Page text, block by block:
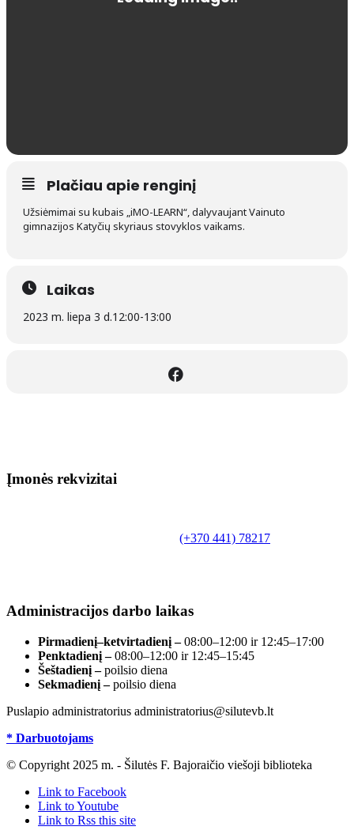
Plačiau apie renginį
Užsiėmimai su kubais „iMO-LEARN“, dalyvaujant Vainuto
gimnazijos Katyčių skyriaus stovyklos vaikams.
Laikas
2023 m. liepa 3 d.12:00-13:00
Įmonės rekvizitai
(+370 441) 78217
Administracijos darbo laikas
Pirmadienį–ketvirtadienį –08:00–12:00 ir 12:45–17:00
Penktadienį –08:00–12:00 ir 12:45–15:45
Šeštadienį –poilsio diena
Sekmadienį –poilsio diena
Puslapio administratorius administratorius@silutevb.lt
* Darbuotojams
© Copyright 2025 m. - Šilutės F. Bajoraičio viešoji biblioteka
Link to Facebook
Link to Youtube
Link to Rss this site